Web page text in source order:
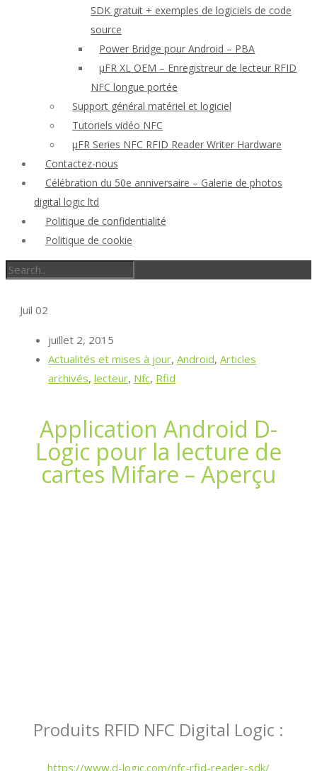
SDK gratuit + exemples de logiciels de code
source
Power Bridge pour Android – PBA
μFR XL OEM – Enregistreur de lecteur RFID
NFC longue portée
Support général matériel et logiciel
Tutoriels vidéo NFC
μFR Series NFC RFID Reader Writer Hardware
Contactez-nous
Célébration du 50e anniversaire – Galerie de photos
digital logic ltd
Politique de confidentialité
Politique de cookie
Juil 02
juillet 2, 2015
Actualités et mises à jour, Android, Articles
archivés, lecteur, Nfc, Rfid
Application Android D-
Logic pour la lecture de
cartes Mifare – Aperçu
Produits RFID NFC Digital Logic :
https://www.d-logic.com/nfc-rfid-reader-sdk/